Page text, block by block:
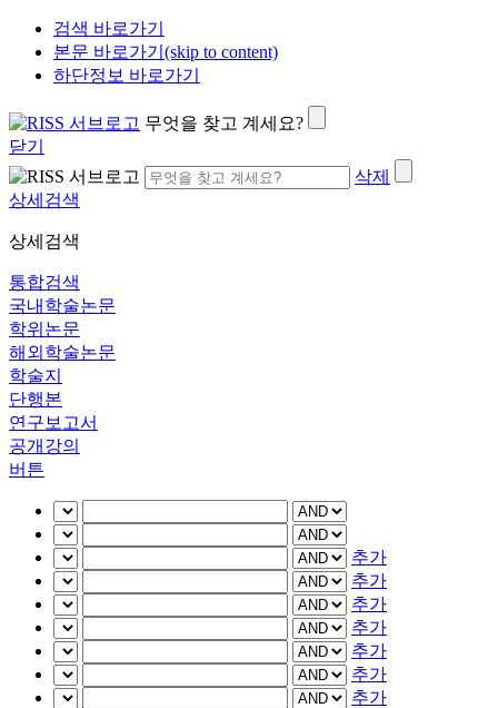
검색 바로가기
본문 바로가기(skip to content)
하단정보 바로가기
무엇을 찾고 계세요?
닫기
삭제
상세검색
상세검색
통합검색
국내학술논문
학위논문
해외학술논문
학술지
단행본
연구보고서
공개강의
버튼
추가
추가
추가
추가
추가
추가
추가